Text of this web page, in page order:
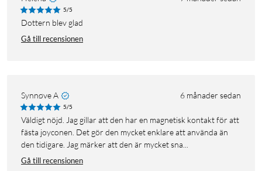
5/5
Dottern blev glad
Gå till recensionen
Synnøve A 6 månader sedan
5/5
Väldigt nöjd. Jag gillar att den har en magnetisk kontakt för att
fästa joyconen. Det gör den mycket enklare att använda än
den tidigare. Jag märker att den är mycket sna...
Gå till recensionen